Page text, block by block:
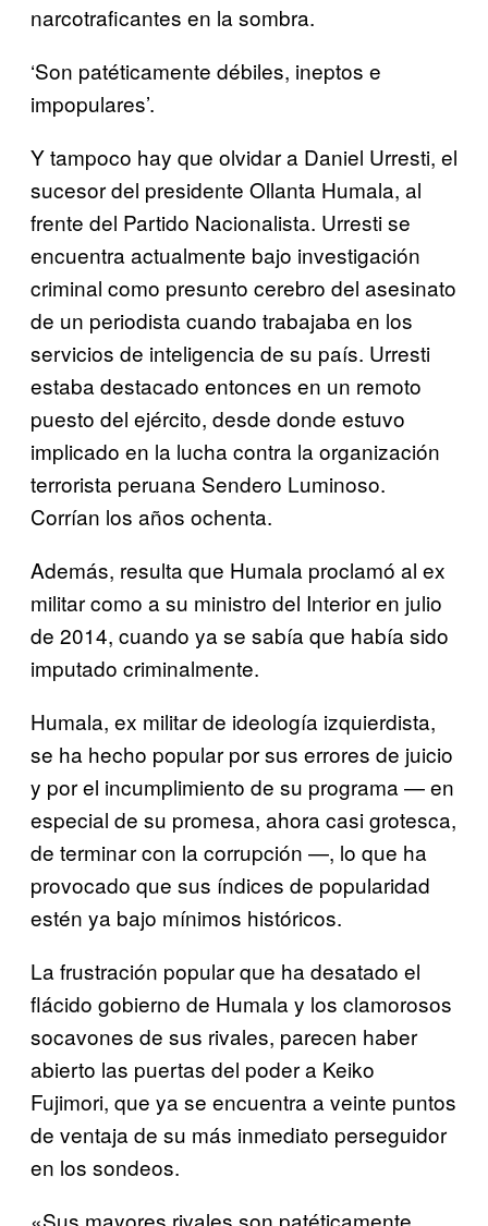
narcotraficantes en la sombra.
‘Son patéticamente débiles, ineptos e
impopulares’.
Y tampoco hay que olvidar a Daniel Urresti, el
sucesor del presidente Ollanta Humala, al
frente del Partido Nacionalista. Urresti se
encuentra actualmente bajo investigación
criminal como presunto cerebro del asesinato
de un periodista cuando trabajaba en los
servicios de inteligencia de su país. Urresti
estaba destacado entonces en un remoto
puesto del ejército, desde donde estuvo
implicado en la lucha contra la organización
terrorista peruana Sendero Luminoso.
Corrían los años ochenta.
Además, resulta que Humala proclamó al ex
militar como a su ministro del Interior en julio
de 2014, cuando ya se sabía que había sido
imputado criminalmente.
Humala, ex militar de ideología izquierdista,
se ha hecho popular por sus errores de juicio
y por el incumplimiento de su programa — en
especial de su promesa, ahora casi grotesca,
de terminar con la corrupción —, lo que ha
provocado que sus índices de popularidad
estén ya bajo mínimos históricos.
La frustración popular que ha desatado el
flácido gobierno de Humala y los clamorosos
socavones de sus rivales, parecen haber
abierto las puertas del poder a Keiko
Fujimori, que ya se encuentra a veinte puntos
de ventaja de su más inmediato perseguidor
en los sondeos.
«Sus mayores rivales son patéticamente